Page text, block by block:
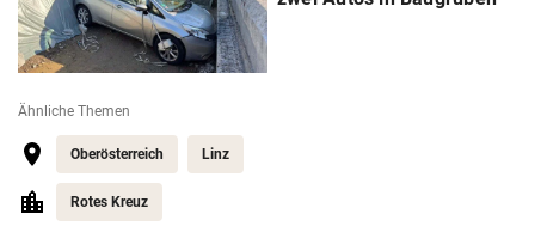
Ähnliche Themen
Oberösterreich Linz
Rotes Kreuz